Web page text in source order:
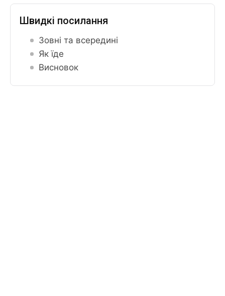
Швидкі посилання
Зовні та всередині
Як їде
Висновок